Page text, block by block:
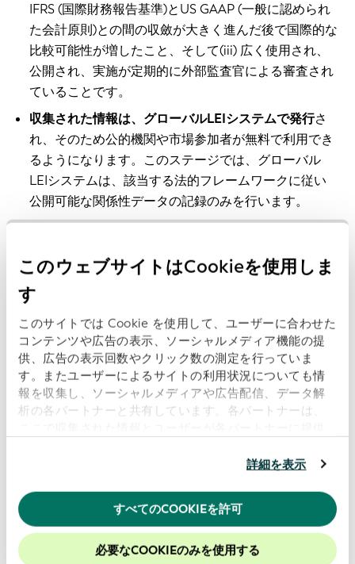
このウェブサイトはCookieを使用しま
す
このサイトでは Cookie を使用して、ユーザーに合わせた
コンテンツや広告の表示、ソーシャルメディア機能の提
供、広告の表示回数やクリック数の測定を行っていま
す。またユーザーによるサイトの利用状況についても情
報を収集し、ソーシャルメディアや広告配信、データ解
析の各パートナーと共有しています。各パートナーは、
用したときに収集した他の情報を組み合わせて使用する
ッキーに同意したことになります。
当社のウェブサイトでのエクスペリエンスを向上させる
ために、Cookieを有効にしておくことをお勧めします。
詳細を表示
すべてのCOOKIEを許可
必要なCOOKIEのみを使用する
IFRS (国際財務報告基準)とUS GAAP (一般に認められ
た会計原則)との間の収斂が大きく進んだ後で国際的な
比較可能性が増したこと、そして(iii) 広く使用され、
公開され、実施が定期的に外部監査官による審査され
ていることです。
収集された情報は、グローバルLEIシステムで発行さ
れ、そのため公的機関や市場参加者が無料で利用でき
るようになります。このステージでは、グローバル
LEIシステムは、該当する法的フレームワークに従い
公開可能な関係性データの記録のみを行います。
事業体は関係性情報をグローバルLEIシステムのLEI発
能であれば公開文書(例えば、監査を受けた連結財務諸
表にある子会社のリスト、法的申請書など)、またはそ
親会社に関する情報は、LEIの発行または更新のため
に提供しなければならない情報の一部になるでしょ
う。ただし、ROCの報告に詳細を記載した理由によ
り、この情報の提供を断るオプションもあります。
Global Legal Entity Identifier Foundation (GLEIF)は、
グローバルLEシステムにおける取引主体の直接および
最終的な親会社のデータを収集するのに必要な組織的お
よび技術的標準を開発しました。
グローバルLEIシステムにおけるファンドの関係性に関
する方針と投資ファンドの登録に関する指針